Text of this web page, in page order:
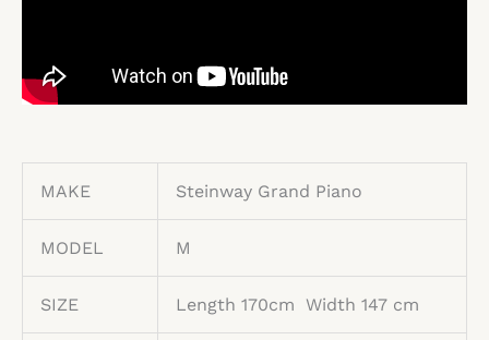
MAKE Steinway Grand Piano
MODEL M
SIZE Length 170cm Width 147 cm